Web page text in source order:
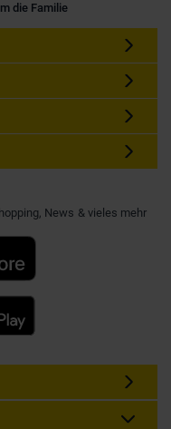
die Familie
News & vieles mehr